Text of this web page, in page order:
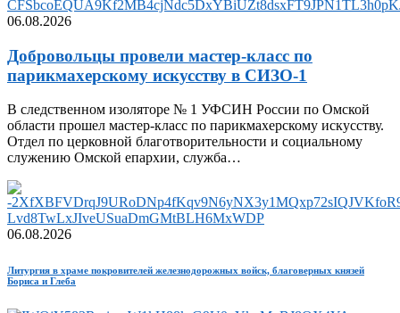
06.08.2026
Добровольцы провели мастер-класс по
парикмахерскому искусству в СИЗО-1
В следственном изоляторе № 1 УФСИН России по Омской
области прошел мастер-класс по парикмахерскому искусству.
Отдел по церковной благотворительности и социальному
служению Омской епархии, служба…
06.08.2026
Литургия в храме покровителей железнодорожных войск, благоверных князей
Бориса и Глеба